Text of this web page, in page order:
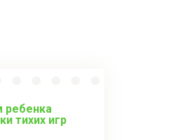
ребенка
тихих игр